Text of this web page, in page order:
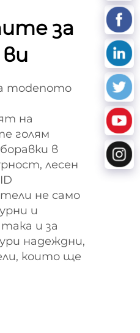
за
modenото
на
голям
в
лесен
не само
и
и за
надеждни,
които ще